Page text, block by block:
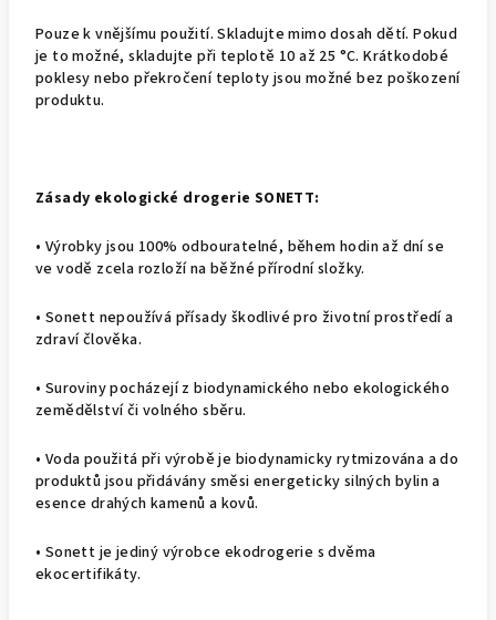
Pouze k vnějšímu použití. Skladujte mimo dosah dětí. Pokud
je to možné, skladujte při teplotě 10 až 25 °C. Krátkodobé
poklesy nebo překročení teploty jsou možné bez poškození
produktu.
Zásady ekologické drogerie SONETT:
• Výrobky jsou 100% odbouratelné, během hodin až dní se
ve vodě zcela rozloží na běžné přírodní složky.
• Sonett nepoužívá přísady škodlivé pro životní prostředí a
zdraví člověka.
• Suroviny pocházejí z biodynamického nebo ekologického
zemědělství či volného sběru.
• Voda použitá při výrobě je biodynamicky rytmizována a do
produktů jsou přidávány směsi energeticky silných bylin a
esence drahých kamenů a kovů.
• Sonett je jediný výrobce ekodrogerie s dvěma
ekocertifikáty.